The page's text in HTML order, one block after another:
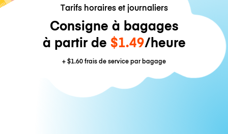
Tarifs horaires et journaliers
Consigne à bagages
à partir de $1.49/heure
+$1.60frais de service par bagage